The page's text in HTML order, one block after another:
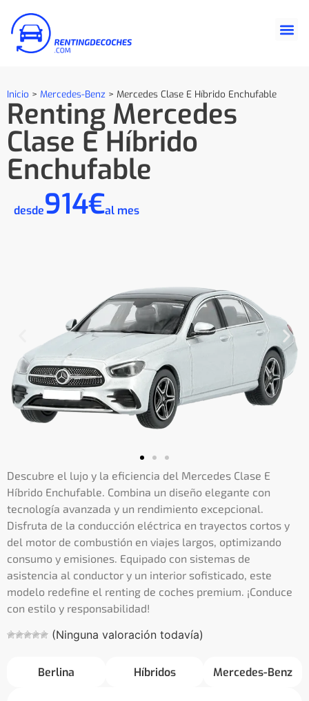
Inicio > Mercedes-Benz > Mercedes Clase E Híbrido Enchufable
Renting Mercedes
Clase E Híbrido
Enchufable
desde914€al mes
Descubre el lujo y la eficiencia del Mercedes Clase E
Híbrido Enchufable. Combina un diseño elegante con
tecnología avanzada y un rendimiento excepcional.
Disfruta de la conducción eléctrica en trayectos cortos y
del motor de combustión en viajes largos, optimizando
consumo y emisiones. Equipado con sistemas de
asistencia al conductor y un interior sofisticado, este
modelo redefine el renting de coches premium. ¡Conduce
con estilo y responsabilidad!
(Ninguna valoración todavía)
Berlina Híbridos Mercedes-Benz